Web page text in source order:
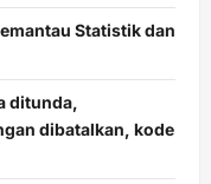
Statistik dan
ditunda,
dibatalkan, kode